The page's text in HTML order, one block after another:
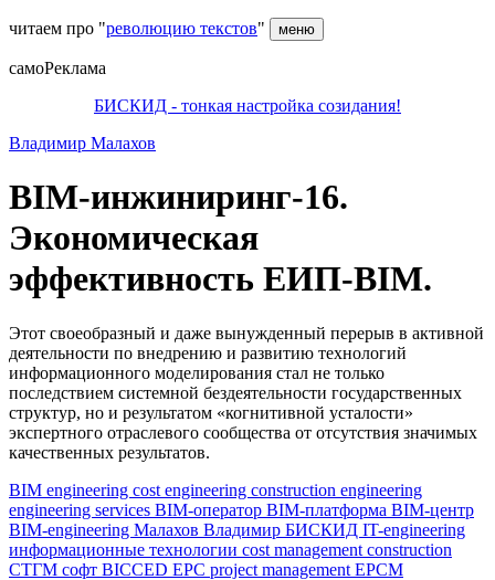
читаем про "революцию текстов" меню
самоРеклама
БИСКИД - тонкая настройка созидания!
Владимир Малахов
BIM-инжиниринг-16.
Экономическая
эффективность ЕИП-BIM.
Этот своеобразный и даже вынужденный перерыв в активной
деятельности по внедрению и развитию технологий
информационного моделирования стал не только
последствием системной бездеятельности государственных
структур, но и результатом «когнитивной усталости»
экспертного отраслевого сообщества от отсутствия значимых
качественных результатов.
BIM engineering cost engineering construction engineering
engineering services BIM-оператор BIM-платформа BIM-центр
BIM-engineering Малахов Владимир БИСКИД IT-engineering
информационные технологии cost management construction
СТГМ софт BICCED EPC project management EPCM